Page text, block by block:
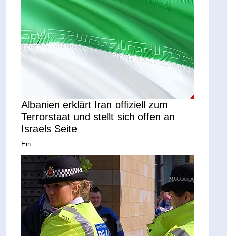
Albanien erklärt Iran offiziell zum
Terrorstaat und stellt sich offen an
Israels Seite
Ein ...